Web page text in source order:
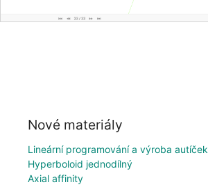
Nové materiály
Lineární programování a výroba autíček
Hyperboloid jednodílný
Axial affinity